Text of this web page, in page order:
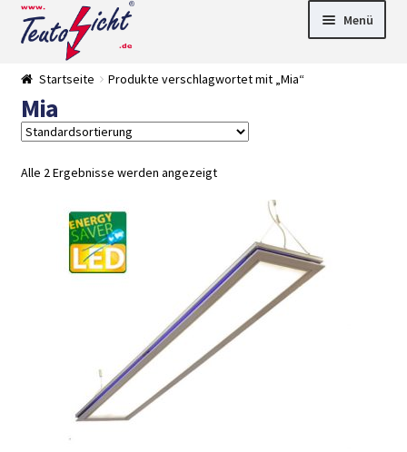
Zur
Navigation
springen
Springe
zum
Menü
►
Startseite Produkte verschlagwortet mit „Mia“
Mia
Alle 2 Ergebnisse werden angezeigt